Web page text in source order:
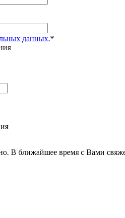
данных.*
В ближайшее время с Вами